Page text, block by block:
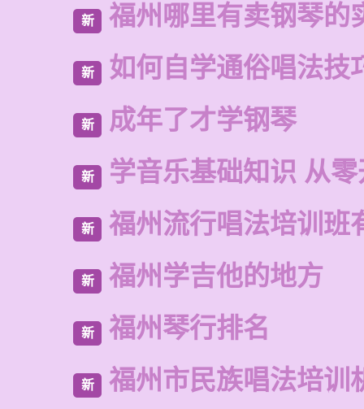
新 福州哪里有卖钢琴的
新 如何自学通俗唱法技
新 成年了才学钢琴
新 学音乐基础知识 从
新 福州流行唱法培训班
新 福州学吉他的地方
新 福州琴行排名
新 福州市民族唱法培训